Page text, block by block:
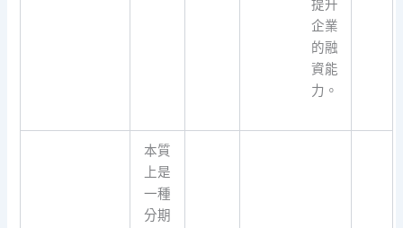
提升
企業
的融
資能
力。
本質
上是
一種
分期